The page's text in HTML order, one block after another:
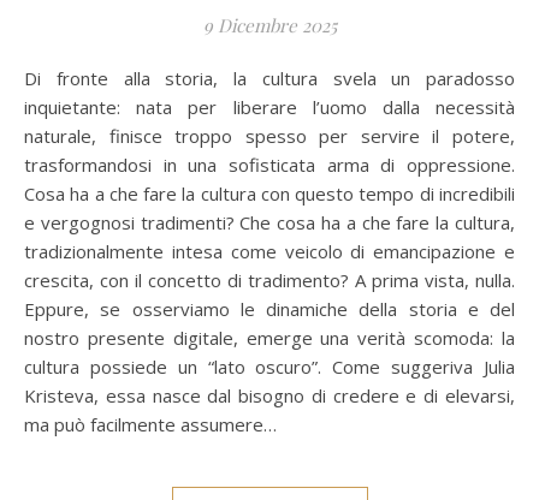
9 Dicembre 2025
Di fronte alla storia, la cultura svela un paradosso
inquietante: nata per liberare l’uomo dalla necessità
naturale, finisce troppo spesso per servire il potere,
trasformandosi in una sofisticata arma di oppressione.
Cosa ha a che fare la cultura con questo tempo di incredibili
e vergognosi tradimenti? Che cosa ha a che fare la cultura,
tradizionalmente intesa come veicolo di emancipazione e
crescita, con il concetto di tradimento? A prima vista, nulla.
Eppure, se osserviamo le dinamiche della storia e del
nostro presente digitale, emerge una verità scomoda: la
cultura possiede un “lato oscuro”. Come suggeriva Julia
Kristeva, essa nasce dal bisogno di credere e di elevarsi,
ma può facilmente assumere…